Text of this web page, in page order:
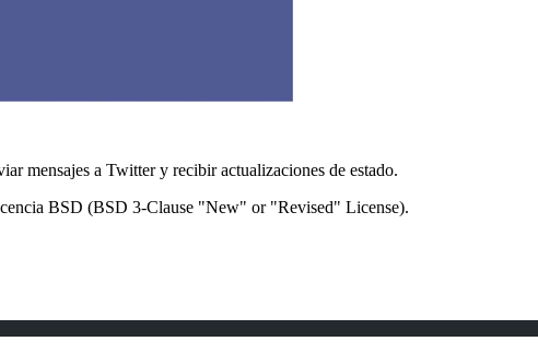
mensajes a Twitter y recibir actualizaciones de estado.
BSD (BSD 3-Clause "New" or "Revised" License).